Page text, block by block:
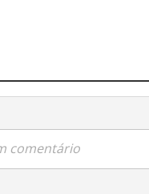
comentário